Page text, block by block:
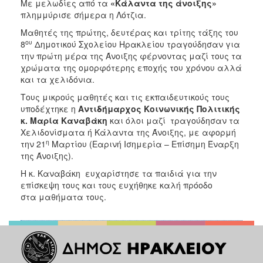
ΑΝΘΕΚΤΙΚΗ
ΠΟΛΗ
Με μελωδίες από τα «Κάλαντα της άνοιξης»
πλημμύρισε σήμερα η Λότζια.
Μαθητές της πρώτης, δευτέρας και τρίτης τάξης του
8ου Δημοτικού Σχολείου Ηρακλείου τραγούδησαν για
την πρώτη μέρα της Άνοιξης φέρνοντας μαζί τους τα
χρώματα της ομορφότερης εποχής του χρόνου αλλά
και τα χελιδόνια.
Τους μικρούς μαθητές και τις εκπαιδευτικούς τους
υποδέχτηκε η Αντιδήμαρχος Κοινωνικής Πολιτικής
κ. Μαρία Καναβάκη και όλοι μαζί τραγούδησαν τα
Χελιδονίσματα ή Κάλαντα της Άνοιξης, με αφορμή
την 21 η Μαρτίου (Εαρινή Ισημερία – Επίσημη Έναρξη
της Άνοιξης).
Η κ. Καναβάκη ευχαρίστησε τα παιδιά για την
επίσκεψη τους και τους ευχήθηκε καλή πρόοδο
στα μαθήματα τους.